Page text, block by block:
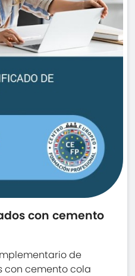
con cemento
de
con cemento cola